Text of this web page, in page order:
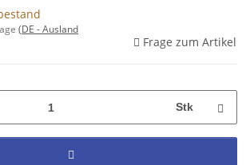
(DE - Ausland
Frage zum Artikel
Stk